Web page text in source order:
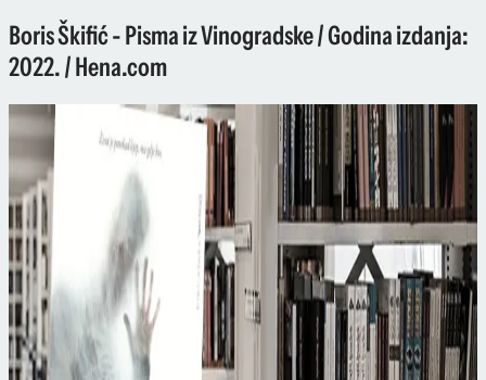
Boris Škifić - Pisma iz Vinogradske / Godina izdanja:
2022. / Hena.com